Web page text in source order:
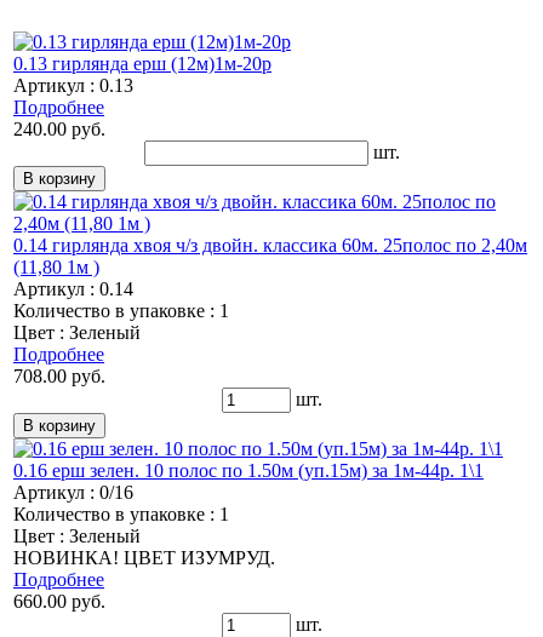
0.13 гирлянда ерш (12м)1м-20р
Артикул : 0.13
Подробнее
240.00 руб.
шт.
0.14 гирлянда хвоя ч/з двойн. классика 60м. 25полос по 2,40м
(11,80 1м )
Артикул : 0.14
Количество в упаковке : 1
Цвет : Зеленый
Подробнее
708.00 руб.
шт.
0.16 ерш зелен. 10 полос по 1.50м (уп.15м) за 1м-44р. 1\1
Артикул : 0/16
Количество в упаковке : 1
Цвет : Зеленый
НОВИНКА! ЦВЕТ ИЗУМРУД.
Подробнее
660.00 руб.
шт.